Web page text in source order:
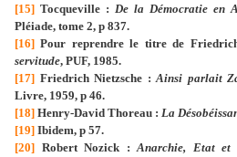
[15] Tocqueville : De la Démocratie en
Pléiade, tome 2, p 837.
[16] Pour reprendre le titre de
servitude, PUF, 1985.
[17] Friedrich Nietzsche :Ainsi parlait
Livre, 1959, p 46.
[18] Henry-David Thoreau : La
[19] Ibidem, p 57.
[20] Robert Nozick :Anarchie, Etat et